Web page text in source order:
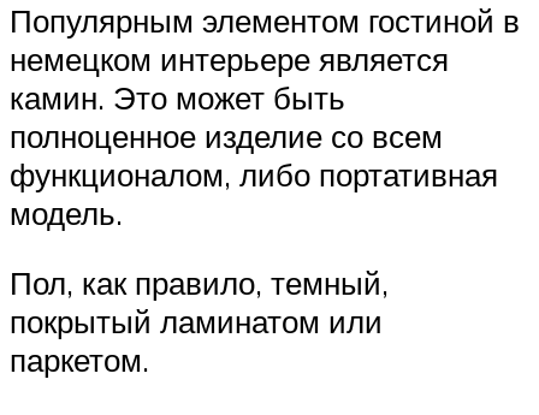
Популярным элементом гостиной в
немецком интерьере является
камин. Это может быть
полноценное изделие со всем
функционалом, либо портативная
модель.
Пол, как правило, темный,
покрытый ламинатом или
паркетом.